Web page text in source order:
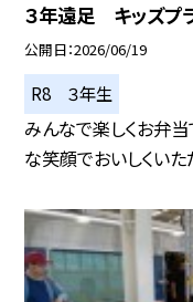
３年遠足 キッズプ
公開日 2026/06/19
R8 ３年生
みんなで楽しくお弁
な笑顔でおいしくいた